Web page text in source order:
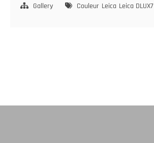
Vert
Gallery Couleur Leica Leica DLUX7